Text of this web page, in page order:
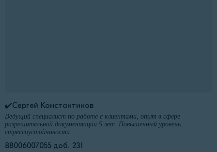
✔️Сергей Константинов
Ведущий специалист по работе с клиентами, опыт в сфере
разрешительной документации 5 лет. Повышенный уровень
стрессоустойчивости.
88006007055 доб. 231